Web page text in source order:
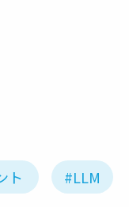
ト #LLM